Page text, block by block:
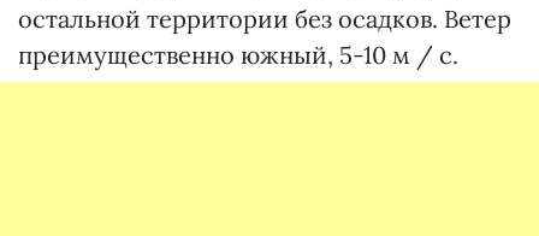
остальной территории без осадков. Ветер
преимущественно южный, 5-10 м / с.